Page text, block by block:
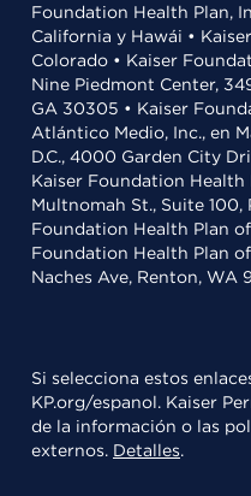
Foundation Health Plan,
California y Hawái •
Colorado • Kaiser
Nine Piedmont Center,
GA 30305 • Kaiser
Atlántico Medio, Inc., en
D.C., 4000 Garden City
Kaiser Foundation
Multnomah St., Suite 100,
Foundation Health Plan
Foundation Health Plan
Naches Ave, Renton, WA
Si selecciona estos
KP.org/espanol. Kaiser
de la información o las
externos. Detalles.